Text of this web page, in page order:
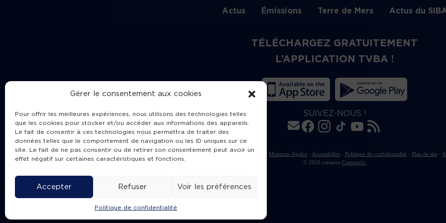
Gérer le consentement aux cookies
Pour offrir les meilleures expériences, nous utilisons des technologies telles
que les cookies pour stocker et/ou accéder aux informations des appareils.
Le fait de consentir à ces technologies nous permettra de traiter des
données telles que le comportement de navigation ou les ID uniques sur ce
site. Le fait de ne pas consentir ou de retirer son consentement peut avoir un
effet négatif sur certaines caractéristiques et fonctions.
Accepter Refuser Voir les préférences
Politique de confidentialité
Actus Émissions Terre de Mers Actus du
TÉLÉCHARGEZ GRATUITEMENT
L’APPLICATION TVBA !
SUIVEZ-NOUS !
Charte de publication Mentions légales- Accessibilité- Politique de confidentialité- Plan de site-
© 2026 création Compos'it.